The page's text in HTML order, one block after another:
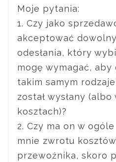
Moje pytania:
1. Czy jako
akceptować
odesłania, który
mogę wymagać, aby
takim samym
został wysłany
kosztach)?
2. Czy ma on w
mnie zwrotu
przewoźnika, skoro